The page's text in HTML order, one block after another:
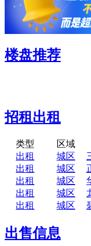
楼盘推荐
招租出租
类型 区域
出租
城区
出租
城区
出租
城区
出租
城区
出租
城区
出售信息